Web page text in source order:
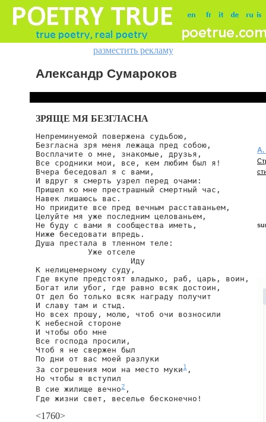
разместить рекламу
Александр Сумароков
ЗРЯЩЕ МЯ БЕЗГЛАСНА
Непреминуемой повержена судьбою,
Безгласна зря меня лежаща пред собою,
Восплачите о мне, знакомые, друзья,
Все сродники мои, все, кем любим был я!
Вчера беседовал я с вами,
И вдруг я смерть узрел перед очами:
Пришел ко мне престрашный смертный час,
Навек лишаюсь вас.
Но приидите все пред вечным расставаньем,
Целуйте мя уже последним целованьем,
Не буду с вами я сообщества иметь,
Ниже беседовати впредь.
Душа престала в тленном теле:
           Уже отселе
                    Иду
К нелицемерному суду,
Где вкупе предстоят владыко, раб, царь, воин,
Богат или убог, где равно всяк достоин,
От дел бо только всяк награду получит
И славу там и стыд.
Но всех прошу, молю, чтоб очи возносили
К небесной стороне
И чтобы обо мне
Все господа просили,
Чтоб я не свержен был
По дни от вас моей разлуки
За согрешения мои на место муки1 ,
Но чтобы я вступил
В сие жилище вечно2 ,
Где жизни свет, веселье бесконечно!
<1760>
А.